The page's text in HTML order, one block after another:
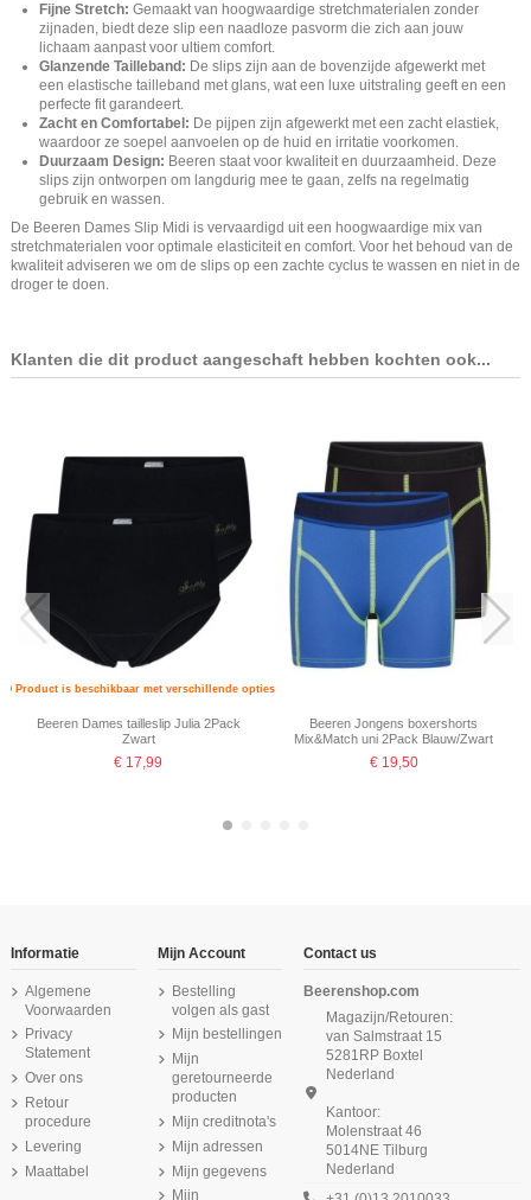
Fijne Stretch: Gemaakt van hoogwaardige stretchmaterialen zonder
zijnaden, biedt deze slip een naadloze pasvorm die zich aan jouw
lichaam aanpast voor ultiem comfort.
Glanzende Tailleband: De slips zijn aan de bovenzijde afgewerkt met
een elastische tailleband met glans, wat een luxe uitstraling geeft en een
perfecte fit garandeert.
Zacht en Comfortabel: De pijpen zijn afgewerkt met een zacht elastiek,
waardoor ze soepel aanvoelen op de huid en irritatie voorkomen.
Duurzaam Design: Beeren staat voor kwaliteit en duurzaamheid. Deze
slips zijn ontworpen om langdurig mee te gaan, zelfs na regelmatig
gebruik en wassen.
De Beeren Dames Slip Midi is vervaardigd uit een hoogwaardige mix van
stretchmaterialen voor optimale elasticiteit en comfort. Voor het behoud van de
kwaliteit adviseren we om de slips op een zachte cyclus te wassen en niet in de
droger te doen.
Klanten die dit product aangeschaft hebben kochten ook...
Product is beschikbaar met verschillende opties
Beeren Dames tailleslip Julia 2Pack
Zwart
€ 17,99
Beeren Jongens boxershorts
Mix&Match uni 2Pack Blauw/Zwart
€ 19,50
Beeren Dames Panty Softly 2Pack
Beeren Meisjes Top Britney 6Pack
Zwart
Beeren Dames boxershort Softly met
lange pijp 2Pack Zwart
Beeren Dames Short Elegance Rood
Beeren Dames Elegance Maxi Slip
Beeren Heren boxershort Rolf 2Pack
Zwart
Beeren Dames heupslip (Midi) Briljant
2Pack Zwart
Beeren Green Comfort M181 dames
short zwart
Informatie
Algemene
Voorwaarden
Privacy
Statement
Over ons
Retour
procedure
Levering
Maattabel
Mijn Account
Bestelling
volgen als gast
Mijn bestellingen
Mijn
geretourneerde
producten
Mijn creditnota's
Mijn adressen
Mijn gegevens
Mijn
Contact us
Beerenshop.com
Magazijn/Retouren:
van Salmstraat 15
5281RP Boxtel
Nederland
Kantoor:
Molenstraat 46
5014NE Tilburg
Nederland